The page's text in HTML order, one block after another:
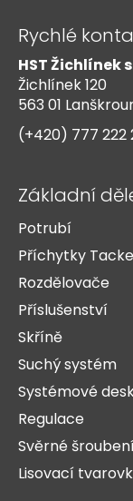
Rychlé
HST Žichlínek
Žichlínek 120
563 01
(+420) 777 222
Základní
Potrubí
Příchytky
Rozdělovače
Příslušenství
Skříně
Suchý systém
Systémové
Regulace
Svěrné šroubení
Lisovací